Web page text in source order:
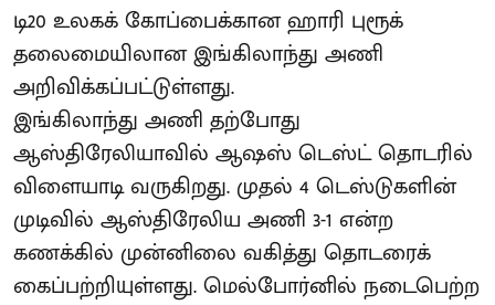
டி20 உலகக் கோப்பைக்கான ஹாரி புரூக்
தலைமையிலான இங்கிலாந்து அணி
அறிவிக்கப்பட்டுள்ளது.
இங்கிலாந்து அணி தற்போது
ஆஸ்திரேலியாவில் ஆஷஸ் டெஸ்ட் தொடரில்
விளையாடி வருகிறது. முதல் 4 டெஸ்டுகளின்
முடிவில் ஆஸ்திரேலிய அணி 3-1 என்ற
கணக்கில் முன்னிலை வகித்து தொடரைக்
கைப்பற்றியுள்ளது. மெல்போர்னில் நடைபெற்ற